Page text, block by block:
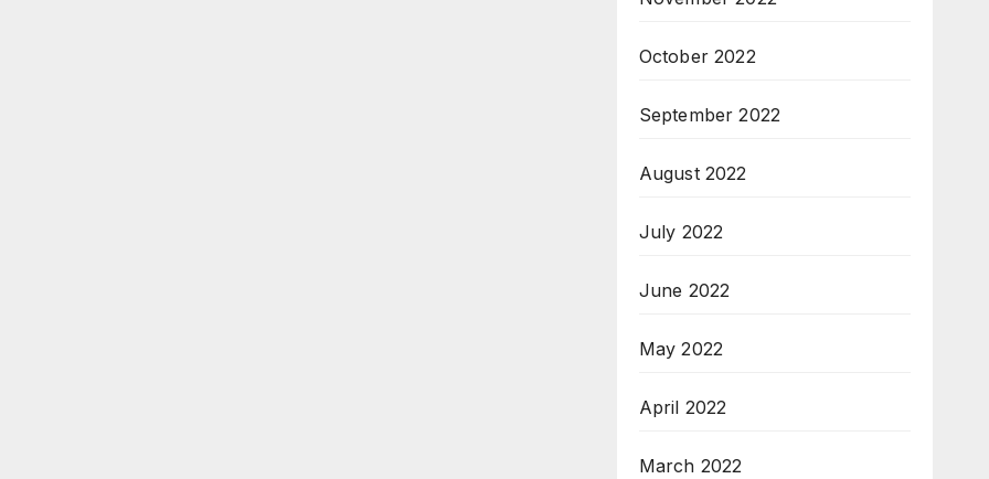
October 2022
September 2022
August 2022
July 2022
June 2022
May 2022
April 2022
March 2022